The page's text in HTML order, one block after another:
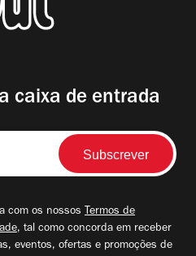
caixa de entrada
com os nossos Termos de
, tal como concorda em receber
eventos, ofertas e promoções de